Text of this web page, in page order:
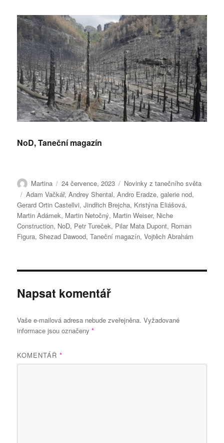
NoD, Taneční magazín
Autor:
Martina Publikováno:
24 července, 2023 Rubriky:
Novinky z tanečního světa
Štítky:
Adam Vačkář,Andrey Shental,Andro Eradze,galerie nod,
Gerard Ortin Castellvi,Jindřich Brejcha, Kristýna Eliášová,
Martin Adámek, Martin Netočný, Martin Weiser, Niche
Construction, NoD, Petr Tureček, Pilar Mata Dupont, Roman
Figura,Shezad Dawood,Taneční magazín,Vojtěch Abrahám
Napsat komentář
Vaše e-mailová adresa nebude zveřejněna. Vyžadované
informace jsou označeny*
KOMENTÁŘ*